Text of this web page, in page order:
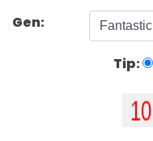
Gen:
Tip: